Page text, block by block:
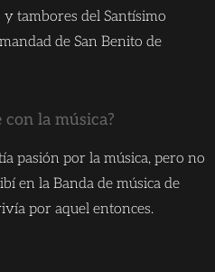
tambores del Santísimo
de San Benito de
con la música?
pasión por la música, pero no
en la Banda de música de
por aquel entonces.